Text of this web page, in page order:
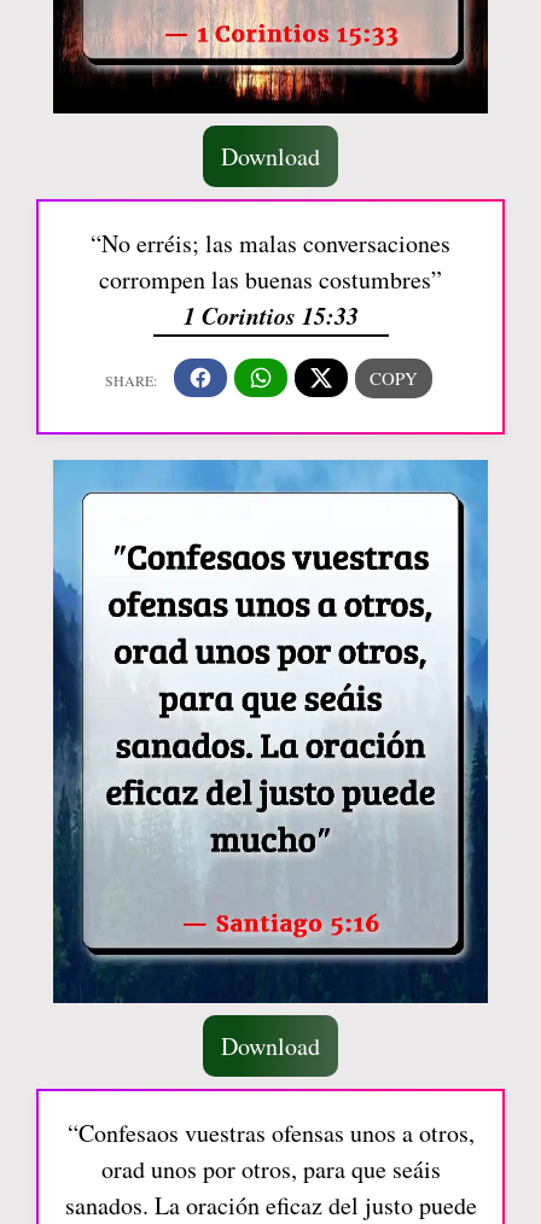
Download
“No erréis; las malas conversaciones
corrompen las buenas costumbres”
1 Corintios 15:33
Download
“Confesaos vuestras ofensas unos a otros,
orad unos por otros, para que seáis
sanados. La oración eficaz del justo puede